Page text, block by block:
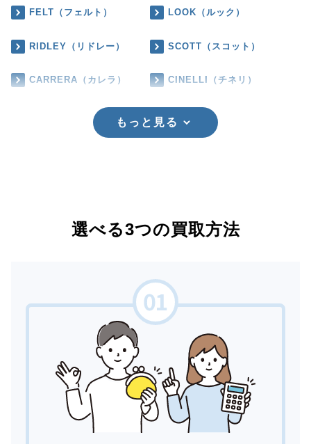
FELT（フェルト） LOOK（ルック）
RIDLEY（リドレー） SCOTT（スコット）
CARRERA（カレラ） CINELLI（チネリ）
もっと見る
選べる3つの買取方法